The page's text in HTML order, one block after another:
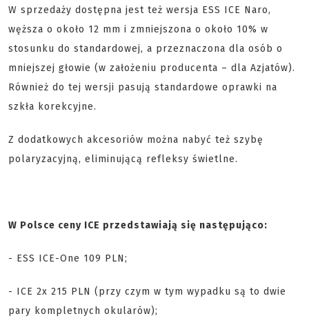
W sprzedaży dostępna jest też wersja ESS ICE Naro,
węższa o około 12 mm i zmniejszona o około 10% w
stosunku do standardowej, a przeznaczona dla osób o
mniejszej głowie (w założeniu producenta – dla Azjatów).
Również do tej wersji pasują standardowe oprawki na
szkła korekcyjne.
Z dodatkowych akcesoriów można nabyć też szybę
polaryzacyjną, eliminującą refleksy świetlne.
W Polsce ceny ICE przedstawiają się następująco:
- ESS ICE-One 109 PLN;
- ICE 2x 215 PLN (przy czym w tym wypadku są to dwie
pary kompletnych okularów);